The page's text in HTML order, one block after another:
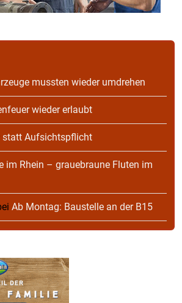
mussten wieder umdrehen
wieder erlaubt
statt Aufsichtspflicht
im Rhein – grauebraune Fluten im
Ab Montag: Baustelle an der B15